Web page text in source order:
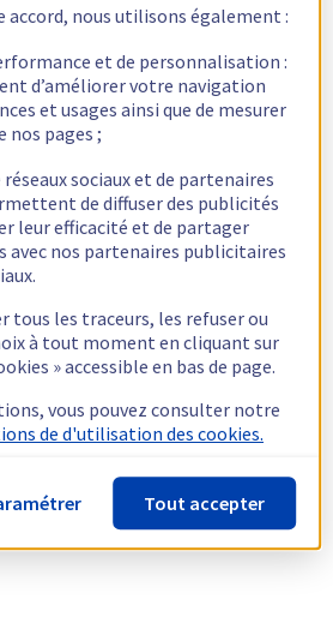
accord, nous utilisons également :
et de personnalisation :
d’améliorer votre navigation
et usages ainsi que de mesurer
nos pages ;
sociaux et de partenaires
de diffuser des publicités
leur efficacité et de partager
avec nos partenaires publicitaires
tous les traceurs, les refuser ou
à tout moment en cliquant sur
» accessible en bas de page.
vous pouvez consulter notre
de d'utilisation des cookies.
Tout accepter